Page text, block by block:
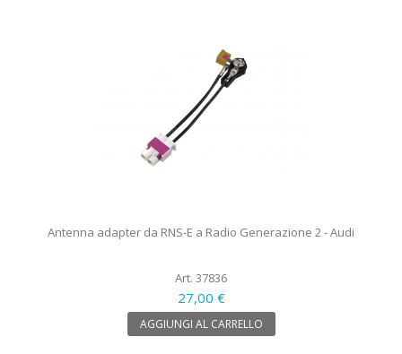
Antenna adapter da RNS-E a Radio Generazione 2 - Audi
Art. 37836
27,00 €
AGGIUNGI AL CARRELLO